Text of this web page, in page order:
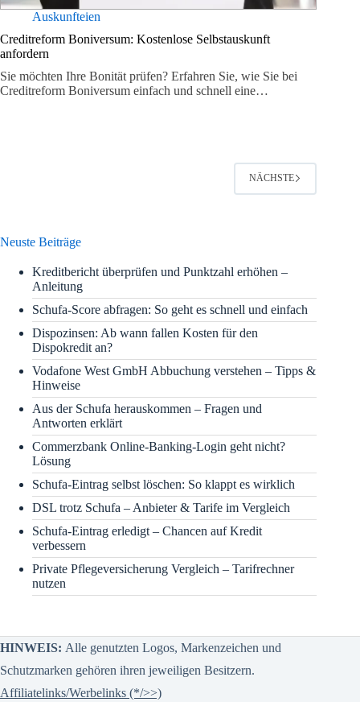
Auskunfteien
Creditreform Boniversum: Kostenlose Selbstauskunft
anfordern
Sie möchten Ihre Bonität prüfen? Erfahren Sie, wie Sie bei
Creditreform Boniversum einfach und schnell eine…
NÄCHSTE
Neuste Beiträge
Kreditbericht überprüfen und Punktzahl erhöhen –
Anleitung
Schufa-Score abfragen: So geht es schnell und einfach
Dispozinsen: Ab wann fallen Kosten für den
Dispokredit an?
Vodafone West GmbH Abbuchung verstehen – Tipps &
Hinweise
Aus der Schufa herauskommen – Fragen und
Antworten erklärt
Commerzbank Online-Banking-Login geht nicht?
Lösung
Schufa-Eintrag selbst löschen: So klappt es wirklich
DSL trotz Schufa – Anbieter & Tarife im Vergleich
Schufa-Eintrag erledigt – Chancen auf Kredit
verbessern
Private Pflegeversicherung Vergleich – Tarifrechner
nutzen
HINWEIS: Alle genutzten Logos, Markenzeichen und
Schutzmarken gehören ihren jeweiligen Besitzern.
Affiliatelinks/Werbelinks (*/>>)